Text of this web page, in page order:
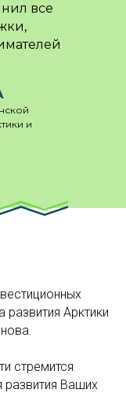
все
и
развития Арктики
стремится
развития Ваших